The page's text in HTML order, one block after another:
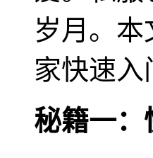
岁月。
家快速
秘籍一：